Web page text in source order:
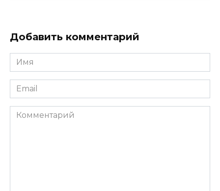
Добавить комментарий
Имя
*
Email
*
Комментарий